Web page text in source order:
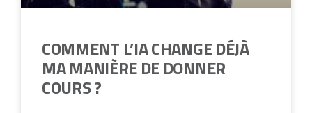
COMMENT L’IA CHANGE DÉJÀ
MA MANIÈRE DE DONNER
COURS ?